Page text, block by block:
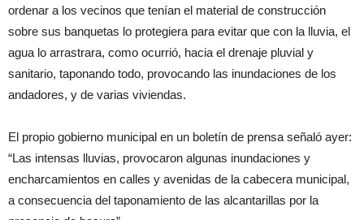
ordenar a los vecinos que tenían el material de construcción
sobre sus banquetas lo protegiera para evitar que con la lluvia, el
agua lo arrastrara, como ocurrió, hacia el drenaje pluvial y
sanitario, taponando todo, provocando las inundaciones de los
andadores, y de varias viviendas.
El propio gobierno municipal en un boletín de prensa señaló ayer:
“Las intensas lluvias, provocaron algunas inundaciones y
encharcamientos en calles y avenidas de la cabecera municipal,
a consecuencia del taponamiento de las alcantarillas por la